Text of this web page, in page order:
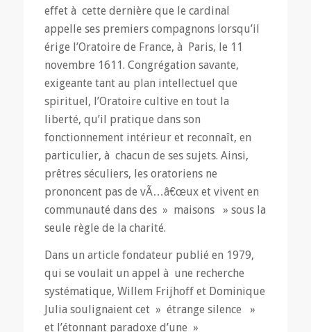
effet à cette dernière que le cardinal
appelle ses premiers compagnons lorsqu’il
érige l’Oratoire de France, à Paris, le 11
novembre 1611. Congrégation savante,
exigeante tant au plan intellectuel que
spirituel, l’Oratoire cultive en tout la
liberté, qu’il pratique dans son
fonctionnement intérieur et reconnaît, en
particulier, à chacun de ses sujets. Ainsi,
prêtres séculiers, les oratoriens ne
prononcent pas de vÃ…â€œux et vivent en
communauté dans des » maisons » sous la
seule règle de la charité.
Dans un article fondateur publié en 1979,
qui se voulait un appel à une recherche
systématique, Willem Frijhoff et Dominique
Julia soulignaient cet » étrange silence »
et l’étonnant paradoxe d’une »